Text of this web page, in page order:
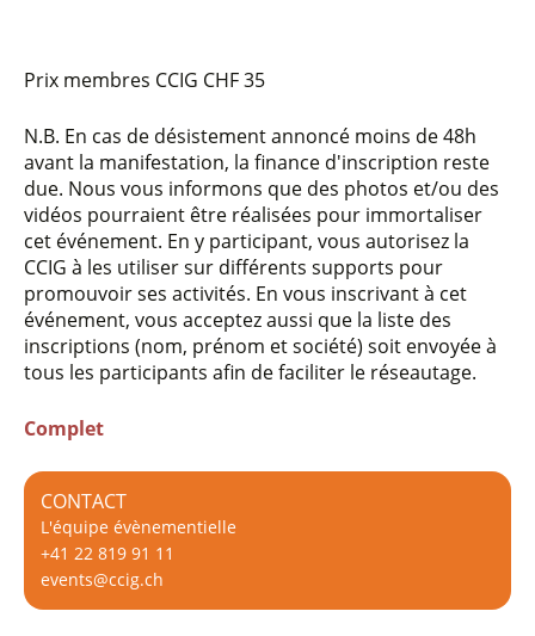
Prix membres CCIG CHF 35
N.B. En cas de désistement annoncé moins de 48h
avant la manifestation, la finance d'inscription reste
due. Nous vous informons que des photos et/ou des
vidéos pourraient être réalisées pour immortaliser
cet événement. En y participant, vous autorisez la
CCIG à les utiliser sur différents supports pour
promouvoir ses activités. En vous inscrivant à cet
événement, vous acceptez aussi que la liste des
inscriptions (nom, prénom et société) soit envoyée à
tous les participants afin de faciliter le réseautage.
Complet
CONTACT
L'équipe évènementielle
+41 22 819 91 11
events@ccig.ch